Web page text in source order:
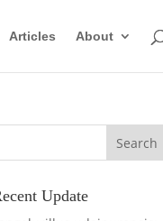
Articles About
Update